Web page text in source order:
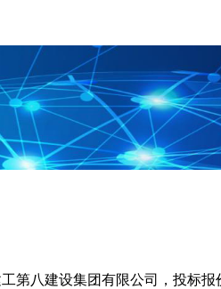
第八建设集团有限公司，投标报